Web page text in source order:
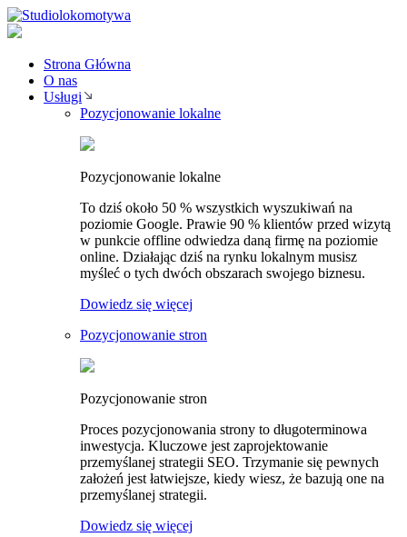
Strona Główna
O nas
Usługi
Pozycjonowanie lokalne
Pozycjonowanie lokalne
To dziś około 50 % wszystkich wyszukiwań na
poziomie Google. Prawie 90 % klientów przed wizytą
w punkcie offline odwiedza daną firmę na poziomie
online. Działając dziś na rynku lokalnym musisz
myśleć o tych dwóch obszarach swojego biznesu.
Dowiedz się więcej
Pozycjonowanie stron
Pozycjonowanie stron
Proces pozycjonowania strony to długoterminowa
inwestycja. Kluczowe jest zaprojektowanie
przemyślanej strategii SEO. Trzymanie się pewnych
założeń jest łatwiejsze, kiedy wiesz, że bazują one na
przemyślanej strategii.
Dowiedz się więcej